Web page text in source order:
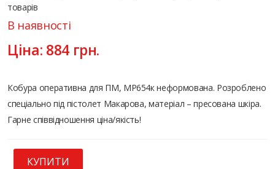
товарів
В наявності
Ціна: 884грн.
Кобура оперативна для ПМ, МР654к неформована. Розроблено
спеціально під пістолет Макарова, матеріал – пресована шкіра.
Гарне співвідношення ціна/якість!
КУПИТИ